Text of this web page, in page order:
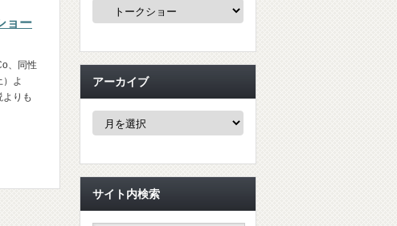
ョー
、同性
よ
りも
ー
アーカイブ
ブ
サイト内検索